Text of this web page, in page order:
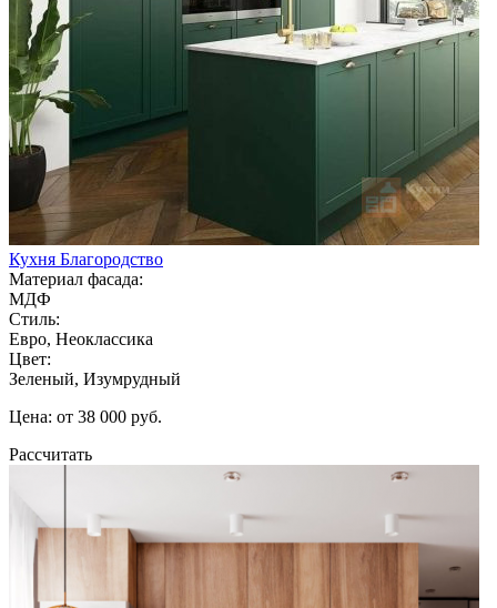
Кухня Благородство
Материал фасада:
МДФ
Стиль:
Евро, Неоклассика
Цвет:
Зеленый, Изумрудный
Цена: от 38 000 руб.
Рассчитать